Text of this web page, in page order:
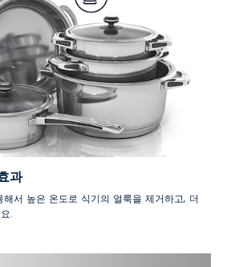
과
해서 높은 온도로 식기의 얼룩을 제거하고, 더
.